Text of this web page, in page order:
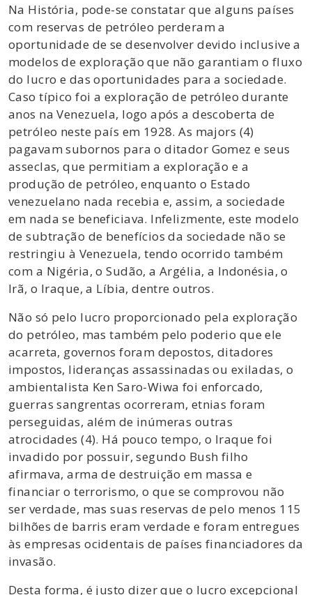
Na História, pode-se constatar que alguns países
com reservas de petróleo perderam a
oportunidade de se desenvolver devido inclusive a
modelos de exploração que não garantiam o fluxo
do lucro e das oportunidades para a sociedade.
Caso típico foi a exploração de petróleo durante
anos na Venezuela, logo após a descoberta de
petróleo neste país em 1928. As majors (4)
pagavam subornos para o ditador Gomez e seus
asseclas, que permitiam a exploração e a
produção de petróleo, enquanto o Estado
venezuelano nada recebia e, assim, a sociedade
em nada se beneficiava. Infelizmente, este modelo
de subtração de benefícios da sociedade não se
restringiu à Venezuela, tendo ocorrido também
com a Nigéria, o Sudão, a Argélia, a Indonésia, o
Irã, o Iraque, a Líbia, dentre outros.
Não só pelo lucro proporcionado pela exploração
do petróleo, mas também pelo poderio que ele
acarreta, governos foram depostos, ditadores
impostos, lideranças assassinadas ou exiladas, o
ambientalista Ken Saro-Wiwa foi enforcado,
guerras sangrentas ocorreram, etnias foram
perseguidas, além de inúmeras outras
atrocidades (4). Há pouco tempo, o Iraque foi
invadido por possuir, segundo Bush filho
afirmava, arma de destruição em massa e
financiar o terrorismo, o que se comprovou não
ser verdade, mas suas reservas de pelo menos 115
bilhões de barris eram verdade e foram entregues
às empresas ocidentais de países financiadores da
invasão.
Desta forma, é justo dizer que o lucro excepcional